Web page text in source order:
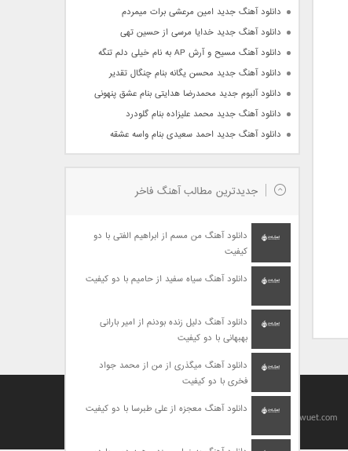
دانلود آهنگ جدید امین مرعشی برات میمردم
دانلود آهنگ جدید خدایا مرسی از حسین تهی
دانلود آهنگ مسیح و آرش AP به نام خیلی دلم تنگه
دانلود آهنگ جدید محسن یگانه بنام چنگال تقدیر
دانلود آلبوم جدید محمدرضا هدایتی بنام عشق پنهونی
دانلود آهنگ جدید محمد علیزاده بنام گلودرد
دانلود آهنگ جدید احمد سعیدی بنام واسه عشقه
جدیدترین مطالب آهنگ فاخر
دانلود آهنگ من مسم از ابراهیم الفتی با دو
کیفیت
دانلود آهنگ سیاه سفید از حامیم با دو کیفیت
دانلود آهنگ دلیل زنده بودنم از امیر بارانی
بهبهانی با دو کیفیت
دانلود آهنگ میگذری از من از محمد جواد
فخری با دو کیفیت
دانلود آهنگ معجزه از علی طبرسا با دو کیفیت
Designed By
baharseo
Copyright 2010-2021 | Allright Reserved by viagrawuet.com